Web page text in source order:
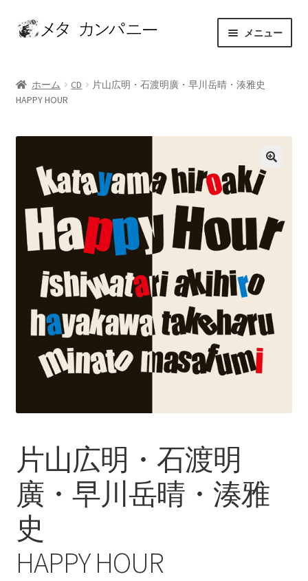
ナ
ビ
ー
シ
プ
コ
ン
ン
ツ
メニュー
アーティスト
お問い合わせ
カート
ショップ
セレクト
マイアカウント
レーベル
支払い
ホーム CD
片山広明・石渡明廣・早川岳晴・湊雅史
HAPPY HOUR
片山広明・石渡明
廣・早川岳晴・湊雅
史
HAPPY HOUR